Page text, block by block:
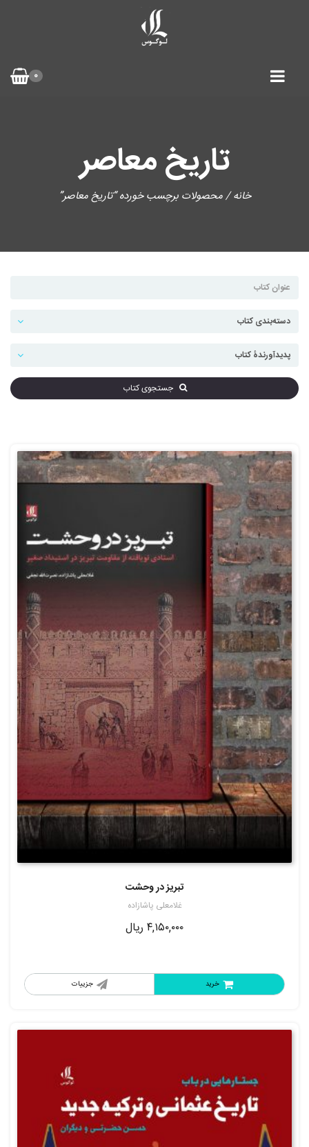
0
تاریخ معاصر
خانه/ محصولات برچسب خورده “تاریخ معاصر”
جستجوی کتاب
تبریز در وحشت
غلامعلی پاشازاده
۴,۱۵۰,۰۰۰ ریال
جزییات خرید